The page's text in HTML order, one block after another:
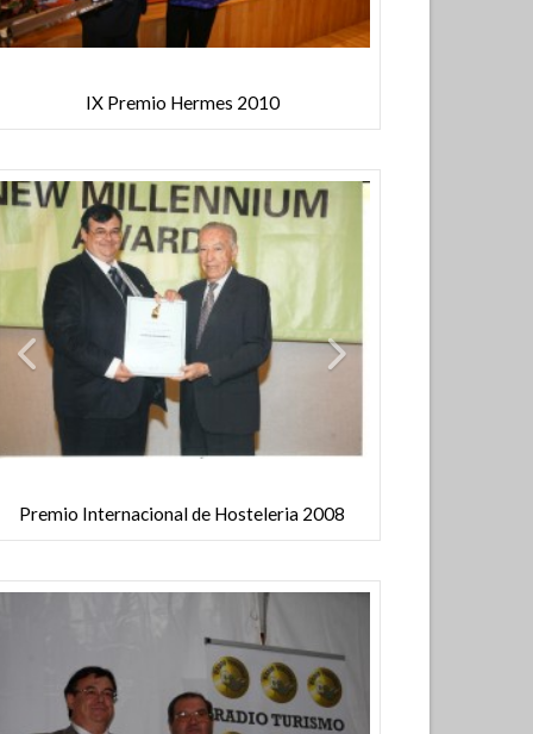
Estamos entre las 50.000 principales empresas españolas
IX Premio Hermes 2010
Premio Internacional de Hosteleria 2008